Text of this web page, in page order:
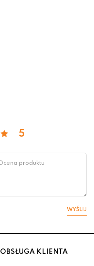
5
WYŚLIJ
OBSŁUGA KLIENTA